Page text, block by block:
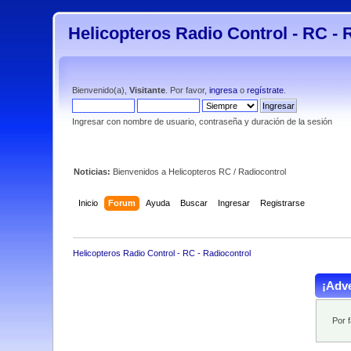
Helicopteros Radio Control - RC -
Bienvenido(a),Visitante . Por favor,ingresa oregístrate
Ingresar con nombre de usuario, contraseña y duración de la sesión
Noticias: Bienvenidos a Helicopteros RC / Radiocontrol
Inicio Forum Ayuda Buscar Ingresar Registrarse
Helicopteros Radio Control - RC - Radiocontrol
Por